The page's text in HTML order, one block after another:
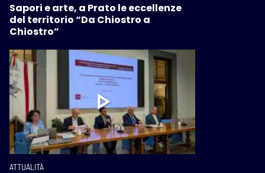
Sapori e arte, a Prato le eccellenze
del territorio “Da Chiostro a
Chiostro”
ATTUALITÀ